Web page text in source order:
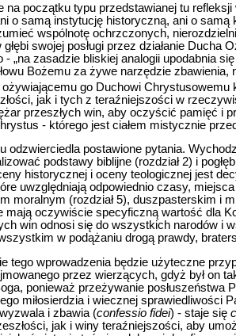
na początku typu przedstawianej tu
o samą instytucję historyczną, ani o
wspólnotę ochrzczonych,
swojej posługi przez działanie Ducha
- „na zasadzie bliskiej analogii upodabnia
Bożemu za żywe narzędzie
ożywiającemu go Duchowi Chrystusowemu
jak i tych z teraźniejszości w
przeszłych win, aby oczyścić pamięć i
- którego jest ciałem mistycznie
odzwierciedla postawione pytania.
podstawy biblijne (rozdział 2) i
historycznej i oceny teologicznej jest
uwzględniają odpowiednio czasy,
moralnym (rozdział 5), duszpasterskim i
mają oczywiście specyficzną wartość dla
win odnosi się do wszystkich narodów i
w podążaniu drogą prawdy,
tego wprowadzenia będzie użyteczne
przez wierzących, gdyż był on
ponieważ przeżywanie
miłosierdzia i wiecznej sprawiedliwości
i zbawia (confessio fidei) - staje się
jak i winy teraźniejszości, aby